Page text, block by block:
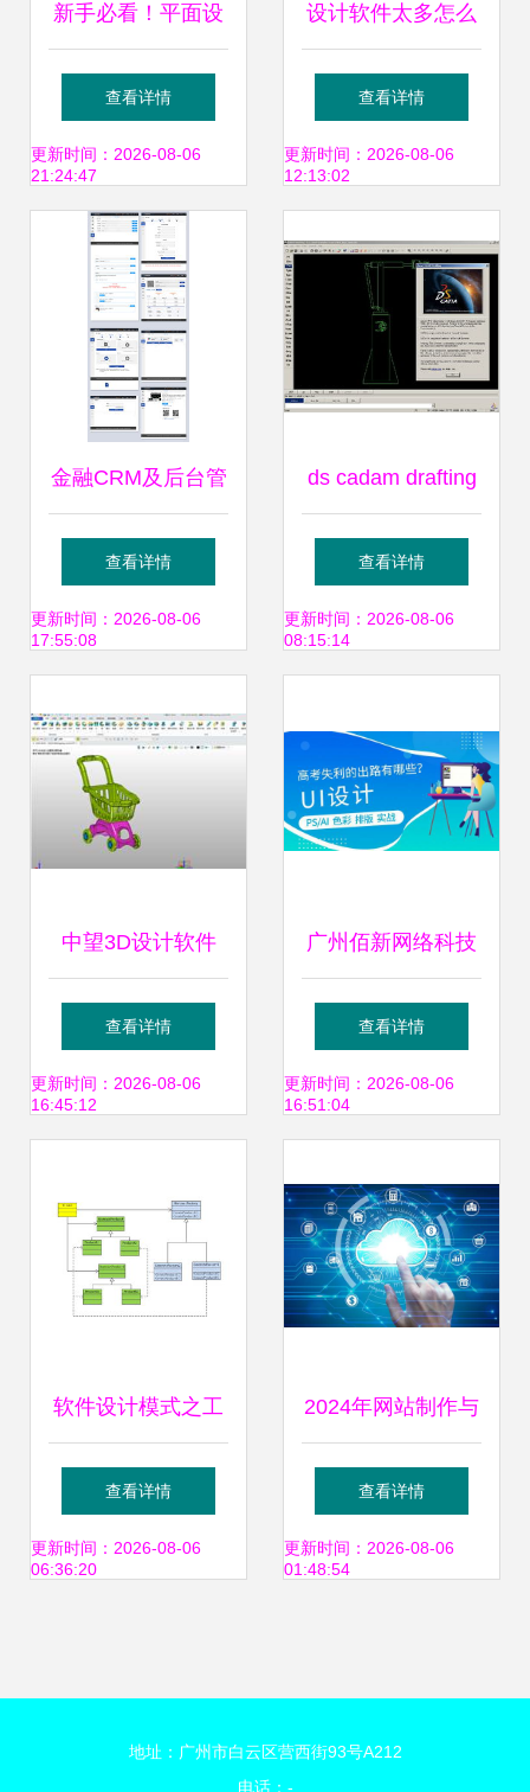
新手必看！平面设
计软件推荐 这些工
具助你轻松开启设
计之路
查看详情
更新时间：2026-08-06
21:24:47
设计软件太多怎么
办？3年工作经验
帮你总结
查看详情
更新时间：2026-08-06
12:13:02
金融CRM及后台管
理软件UI规范与界
面设计指南
查看详情
更新时间：2026-08-06
17:55:08
ds cadam drafting
官方版下载 cad草
图绘制设计软件v5
评测与操作指南
查看详情
更新时间：2026-08-06
08:15:14
中望3D设计软件
高效产品三维CAD
设计的专业之选
查看详情
更新时间：2026-08-06
16:45:12
广州佰新网络科技
公司UI设计分析 难
度与质量全面评估
查看详情
更新时间：2026-08-06
16:51:04
软件设计模式之工
厂模式
查看详情
更新时间：2026-08-06
06:36:20
2024年网站制作与
软件设计外包价格
大全及价格表整理
查看详情
更新时间：2026-08-06
01:48:54
地址：广州市白云区营西街93号A212
电话：-